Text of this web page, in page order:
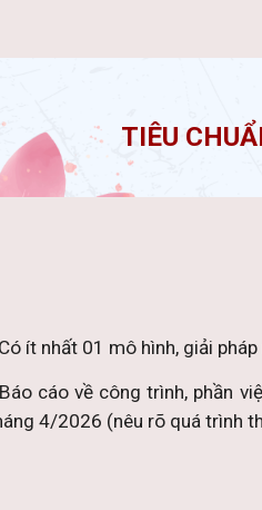
TIÊU
ít nhất 01 mô hình, giải
cáo về công trình, phần
4/2026 (nêu rõ quá trình